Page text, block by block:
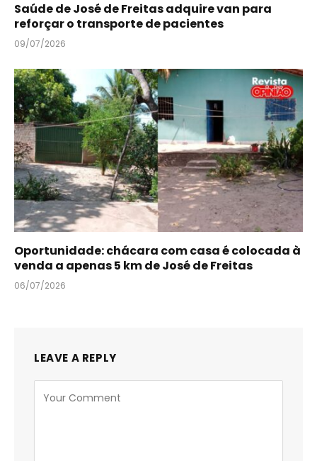
Saúde de José de Freitas adquire van para
reforçar o transporte de pacientes
09/07/2026
Oportunidade: chácara com casa é colocada à
venda a apenas 5 km de José de Freitas
06/07/2026
LEAVE A REPLY